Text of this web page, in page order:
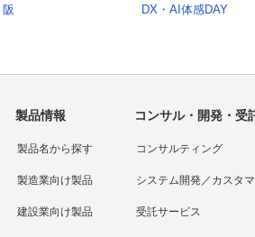
阪
DX・AI体感DAY
製品情報
製品名から探す
製造業向け製品
建設業向け製品
コンサル・開発・受
コンサルティング
システム開発／カスタ
受託サービス